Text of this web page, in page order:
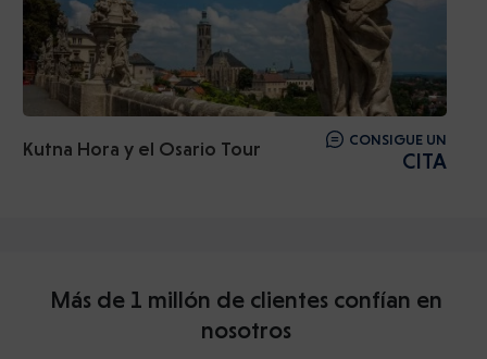
Kutna Hora y el Osario Tour CONSIGUE UN
CITA
Más de 1 millón de clientes confían en
nosotros